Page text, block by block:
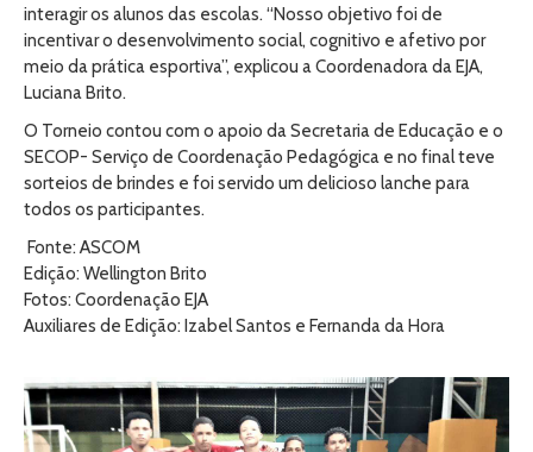
interagir os alunos das escolas. “Nosso objetivo foi de
incentivar o desenvolvimento social, cognitivo e afetivo por
meio da prática esportiva”, explicou a Coordenadora da EJA,
Luciana Brito.
O Torneio contou com o apoio da Secretaria de Educação e o
SECOP- Serviço de Coordenação Pedagógica e no final teve
sorteios de brindes e foi servido um delicioso lanche para
todos os participantes.
Fonte: ASCOM
Edição: Wellington Brito
Fotos: Coordenação EJA
Auxiliares de Edição: Izabel Santos e Fernanda da Hora